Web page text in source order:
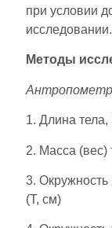
при условии
исследовании.
Методы
1. Длина
2. Масса (вес)
3. Окружность
(T, см)